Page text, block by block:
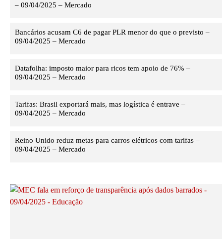
– 09/04/2025 – Mercado
Bancários acusam C6 de pagar PLR menor do que o previsto –
09/04/2025 – Mercado
Datafolha: imposto maior para ricos tem apoio de 76% –
09/04/2025 – Mercado
Tarifas: Brasil exportará mais, mas logística é entrave –
09/04/2025 – Mercado
Reino Unido reduz metas para carros elétricos com tarifas –
09/04/2025 – Mercado